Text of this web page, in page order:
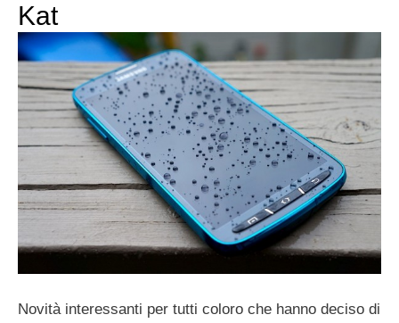
Kat
Novità interessanti per tutti coloro che hanno deciso di